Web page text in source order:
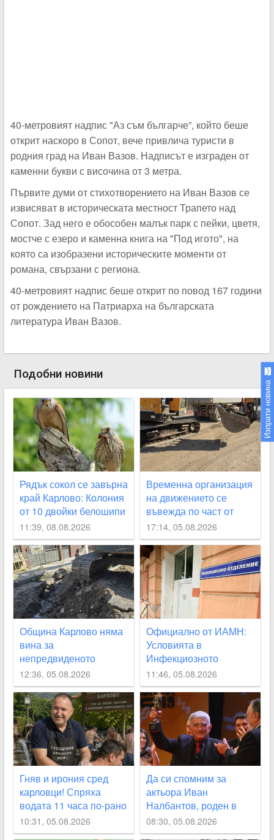
40-метровият надпис "Аз съм българче”, който беше
открит наскоро в Сопот, вече привлича туристи в
родния град на Иван Вазов. Надписът е изграден от
каменни букви с височина от 3 метра.
Първите думи от стихотворението на Иван Вазов се
извисяват в историческата местност Трапето над
Сопот. Зад него е обособен малък парк с пейки, цветя,
мостче с езеро и каменна книга на "Под игото", на
която са изобразени историческите моменти от
романа, свързани с региона.
40-метровият надпис беше открит по повод 167 години
от рождението на Патриарха на българската
литература Иван Вазов.
Подобни новини
Рядък сокол се завърна
край Карлово: Колония
от 10 двойки белошипи
ветрушки вече гнезди
край Климент
11:39, 08.08.2026
Временна организация
на движението се
въвежда по част от
улица „Юмрукчал“
17:14, 05.08.2026
Община Карлово няма
вина за
непредвиденото
спиране на водата, но
се извинява на
гражданите
12:36, 05.08.2026
Официално от ИАМН:
Условията в
Инфекциозното
отделение в
карловската болница
са “изключително
лоши“
11:46, 05.08.2026
Гняв и ирония сред
карловци! Спряха
водата 11 часа по-рано
от обявеното
10:31, 05.08.2026
Да си спомним за
актьора Иван
Налбантов, роден в
Карловско на днешната
дата
08:30, 05.08.2026
Изпрати новина